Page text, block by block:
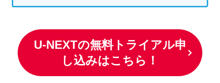
U-NEXTの無料トライアル申
し込みはこちら！